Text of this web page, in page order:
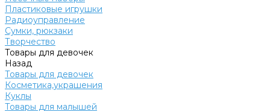
Пластиковые игрушки
Радиоуправление
Сумки, рюкзаки
Творчество
Товары для девочек
Назад
Товары для девочек
Косметика,украшения
Куклы
Товары для малышей